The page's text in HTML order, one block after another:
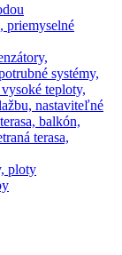
priemyselné
systémy,
teploty,
nastaviteľné
balkón,
terasa,
ploty